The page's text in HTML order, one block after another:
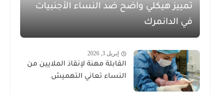
تمييز هيكلي واضح ضد النساء الأجنبيات
في الدانمرك
إبريل 3, 2026
القابلة مهنة لإنقاذ الملايين من
النساء تعاني التهميش